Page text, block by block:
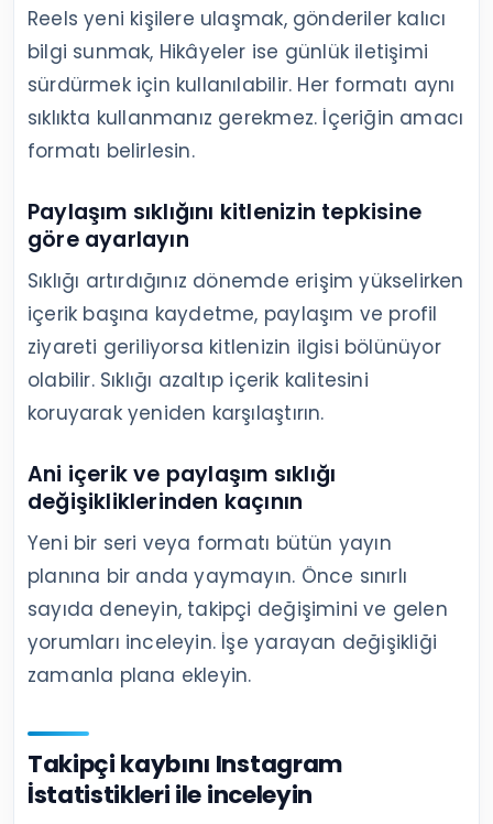
Sürdürülebilir bir içerik düzeni kurun
Sürdürülebilir düzen, üretim kapasitenize
tempodur. Sırf daha sık görünmek için
niteliği düşürmek yerine, devam
ettirebileceğiniz bir program seçin.
Gönderi, Reels ve Hikâye dengesini
belirleyin
Reels yeni kişilere ulaşmak, gönderiler kalıcı
sürdürmek için kullanılabilir. Her formatı aynı
sıklıkta kullanmanız gerekmez. İçeriğin amacı
formatı belirlesin.
Paylaşım sıklığını kitlenizin tepkisine
göre ayarlayın
Sıklığı artırdığınız dönemde erişim yükselirken
ziyareti geriliyorsa kitlenizin ilgisi bölünüyor
olabilir. Sıklığı azaltıp içerik kalitesini
koruyarak yeniden karşılaştırın.